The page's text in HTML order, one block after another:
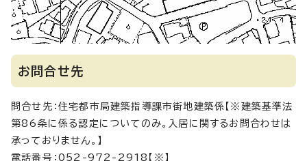
お問合せ先
問合せ先：住宅都市局建築指導課市街地建築係【※建築基準法
第86条に係る認定についてのみ。入居に関するお問合わせは
承っておりません。】
電話番号：052-972-2918【※】